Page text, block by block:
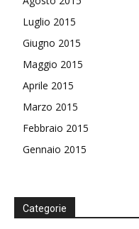
Luglio 2015
Giugno 2015
Maggio 2015
Aprile 2015
Marzo 2015
Febbraio 2015
Gennaio 2015
Categorie